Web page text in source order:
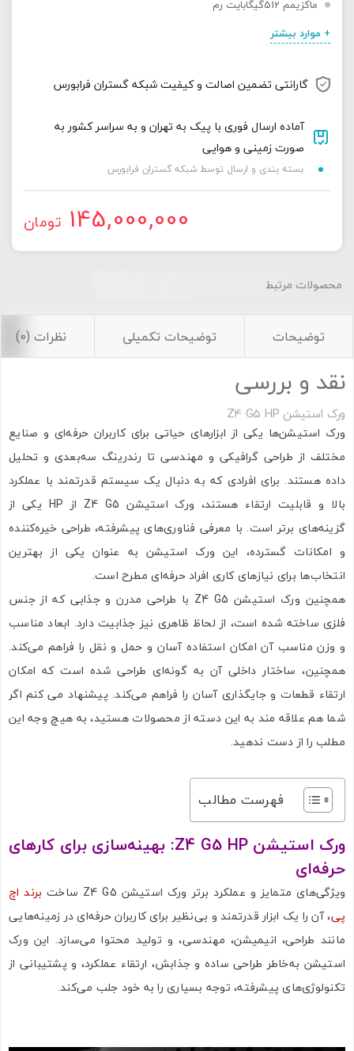
ماکزیمم 512گیگابایت رم
+ موارد بیشتر
گارانتی تضمین اصالت و کیفیت شبکه گستران فرابورس
آماده ارسال فوری با پیک به تهران و به سراسر کشور به
صورت زمینی و هوایی
بسته بندی و ارسال توسط شبکه گستران فرابورس
145,000,000 تومان
محصولات مرتبط
توضیحات توضیحات تکمیلی نظرات (0)
نقد و بررسی
ورک استیشن Z4 G5 HP
ورک استیشن‌ها یکی از ابزارهای حیاتی برای کاربران حرفه‌ای و صنایع
مختلف از طراحی گرافیکی و مهندسی تا رندرینگ سه‌بعدی و تحلیل
داده هستند. برای افرادی که به دنبال یک سیستم قدرتمند با عملکرد
بالا و قابلیت ارتقاء هستند، ورک استیشن Z4 G5 از HP یکی از
گزینه‌های برتر است. با معرفی فناوری‌های پیشرفته، طراحی خیره‌کننده
و امکانات گسترده، این ورک استیشن به عنوان یکی از بهترین
انتخاب‌ها برای نیازهای کاری افراد حرفه‌ای مطرح است.
همچنین ورک استیشن Z4 G5 با طراحی مدرن و جذابی که از جنس
فلزی ساخته شده است، از لحاظ ظاهری نیز جذابیت دارد. ابعاد مناسب
و وزن مناسب آن امکان استفاده آسان و حمل و نقل را فراهم می‌کند.
همچنین، ساختار داخلی آن به گونه‌ای طراحی شده است که امکان
ارتقاء قطعات و جایگذاری آسان را فراهم می‌کند. پیشنهاد می کنم اگر
شما هم علاقه مند به این دسته از محصولات هستید، به هیچ وجه این
مطلب را از دست ندهید.
فهرست مطالب
ورک استیشن
HP: بهینه‌سازی برای کارهای
حرفه‌ای
ویژگی‌های متمایز و عملکرد برتر ورک استیشن Z4 G5 ساخت
برند اچ
پی، آن را یک ابزار قدرتمند و بی‌نظیر برای کاربران حرفه‌ای در زمینه‌هایی
مانند طراحی، انیمیشن، مهندسی، و تولید محتوا می‌سازد. این ورک
استیشن به‌خاطر طراحی ساده و جذابش، ارتقاء عملکرد، و پشتیبانی از
تکنولوژی‌های پیشرفته، توجه بسیاری را به خود جلب می‌کند.